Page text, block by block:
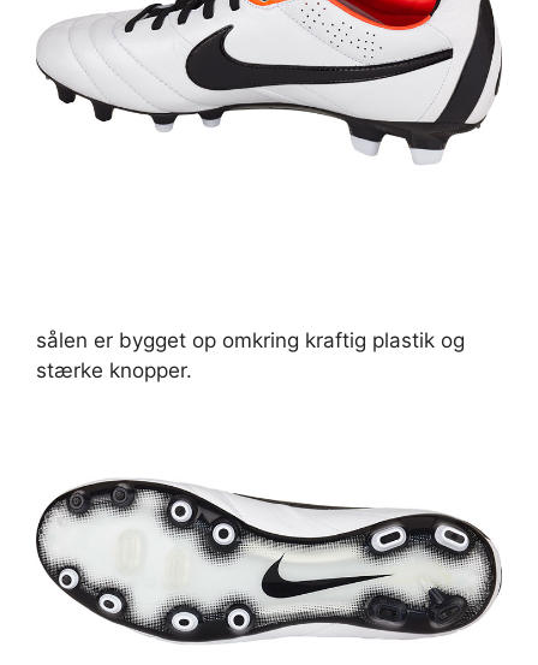
sålen er bygget op omkring kraftig plastik og
stærke knopper.